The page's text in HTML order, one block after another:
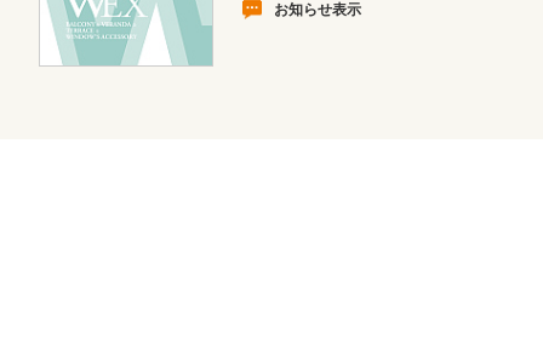
お知らせ表示